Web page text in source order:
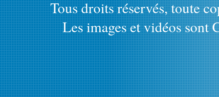
Tous droits réservés, toute
Les images et vidéos